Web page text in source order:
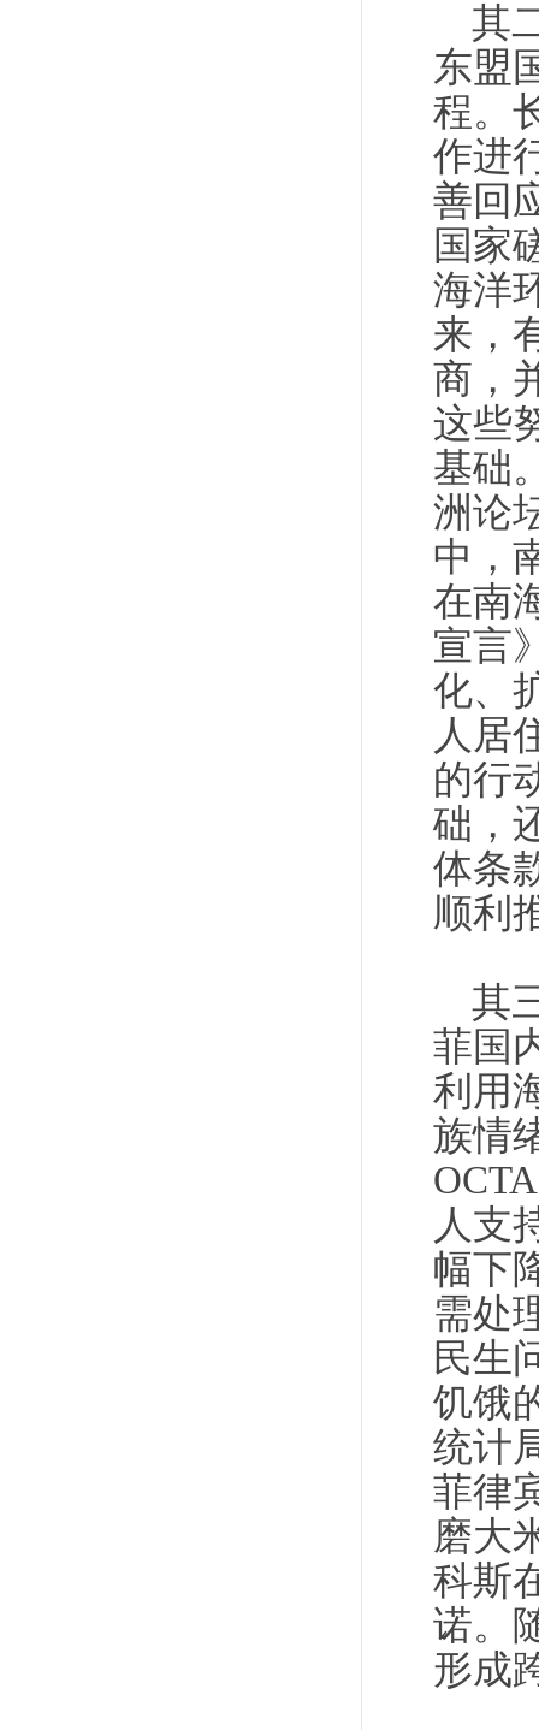
其
东盟
程。
作进
善回
国家
海洋
来，
商，
这些
基础
洲论
中，
在南
宣言
化、
人居
的行
础，
体条
顺利
其
菲国
利用
族情
人支
幅下
需处
民生
饥饿
统计
菲律
磨大
科斯
诺。
形成